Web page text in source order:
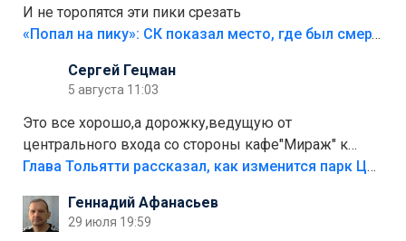
И не торопятся эти пики срезать
«Попал на пику»: СК показал место, где был смертельно травмирован ребенок в Тольятти
Сергей Гецман
5 августа 11:03
Это все хорошо,а дорожку,ведущую от
центрального входа со стороны кафе"Мираж" к
аттракционам слабо доделать?А то бордюры
лежала в парке и испортилась.Да еще,видимо,часть
украли.
Глава Тольятти рассказал, как изменится парк Центрального района
Геннадий Афанасьев
29 июля 19:59